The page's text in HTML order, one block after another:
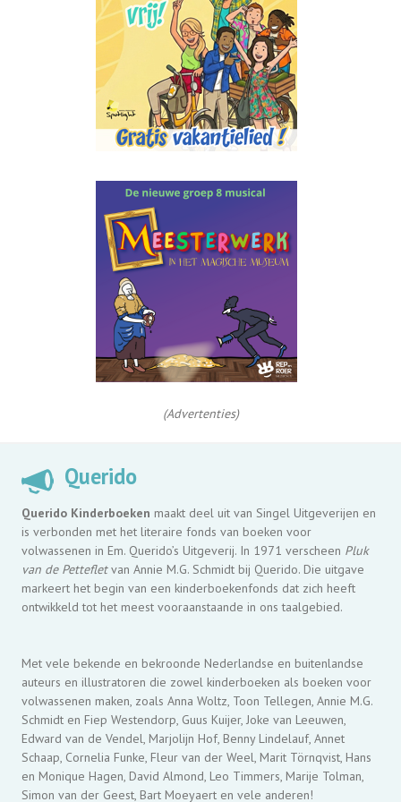
(Advertenties)
Querido
Querido Kinderboeken maakt deel uit van Singel Uitgeverijen en
is verbonden met het literaire fonds van boeken voor
volwassenen in Em. Querido’s Uitgeverij. In 1971 verscheen Pluk
van de Pettefletvan Annie M.G. Schmidt bij Querido. Die uitgave
markeert het begin van een kinderboekenfonds dat zich heeft
ontwikkeld tot het meest vooraanstaande in ons taalgebied.
Met vele bekende en bekroonde Nederlandse en buitenlandse
auteurs en illustratoren die zowel kinderboeken als boeken voor
volwassenen maken, zoals Anna Woltz, Toon Tellegen, Annie M.G.
Schmidt en Fiep Westendorp, Guus Kuijer, Joke van Leeuwen,
Edward van de Vendel, Marjolijn Hof, Benny Lindelauf, Annet
Schaap, Cornelia Funke, Fleur van der Weel, Marit Törnqvist, Hans
en Monique Hagen, David Almond, Leo Timmers, Marije Tolman,
Simon van der Geest, Bart Moeyaert en vele anderen!